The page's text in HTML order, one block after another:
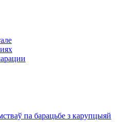
па барацьбе з карупцыяй